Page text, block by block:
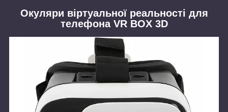
Окуляри віртуальної реальності для
телефона VR BOX 3D